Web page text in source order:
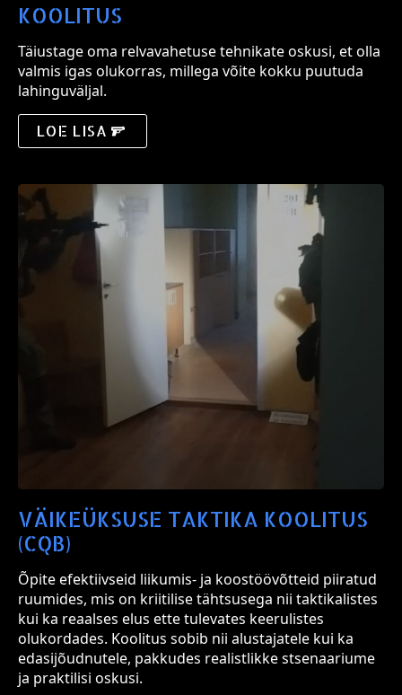
KOOLITUS
Täiustage oma relvavahetuse tehnikate oskusi, et olla
valmis igas olukorras, millega võite kokku puutuda
lahinguväljal.
LOE LISA
VÄIKEÜKSUSE TAKTIKA KOOLITUS
(CQB)
Õpite efektiivseid liikumis- ja koostöövõtteid piiratud
ruumides, mis on kriitilise tähtsusega nii taktikalistes
kui ka reaalses elus ette tulevates keerulistes
olukordades. Koolitus sobib nii alustajatele kui ka
edasijõudnutele, pakkudes realistlikke stsenaariume
ja praktilisi oskusi.